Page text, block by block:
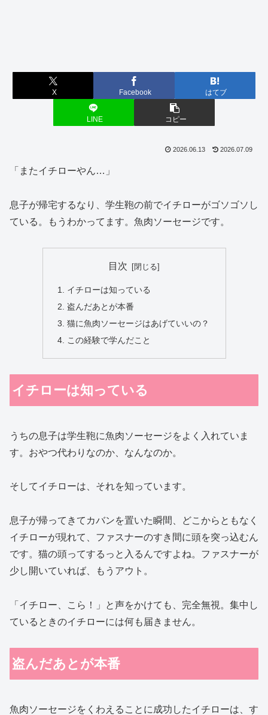
X Facebook はてブ
LINE コピー
2026.06.13 2026.07.09
「またイチローやん…」
息子が帰宅するなり、学生鞄の前でイチローがゴソゴソし
ている。もうわかってます。魚肉ソーセージです。
目次
イチローは知っている
盗んだあとが本番
猫に魚肉ソーセージはあげていいの？
この経験で学んだこと
イチローは知っている
うちの息子は学生鞄に魚肉ソーセージをよく入れていま
す。おやつ代わりなのか、なんなのか。
そしてイチローは、それを知っています。
息子が帰ってきてカバンを置いた瞬間、どこからともなく
イチローが現れて、ファスナーのすき間に頭を突っ込むん
です。猫の頭ってするっと入るんですよね。ファスナーが
少し開いていれば、もうアウト。
「イチロー、こら！」と声をかけても、完全無視。集中し
ているときのイチローには何も届きません。
盗んだあとが本番
魚肉ソーセージをくわえることに成功したイチローは、す